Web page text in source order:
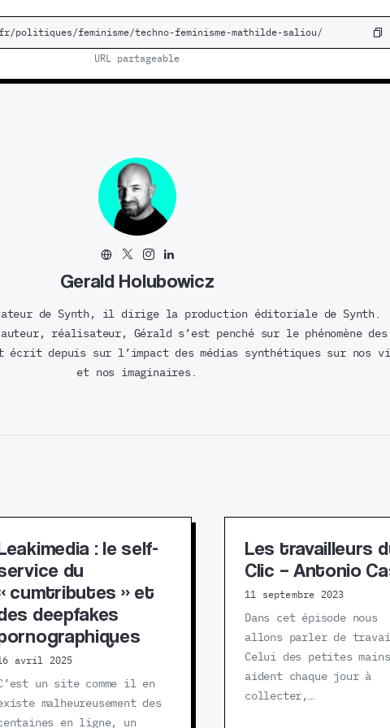
URL partageable
Gerald Holubowicz
de Synth, il dirige la production éditoriale de Synth.
réalisateur, Gérald s’est penché sur le phénomène des
écrit depuis sur l’impact des médias synthétiques sur nos
et nos imaginaires.
: le self-
du
cumtributes » et
deepfakes
avril 2025
un site comme il en
malheureusement des
en ligne, un
Les travailleurs
Clic – Antonio
11 septembre 2023
Dans cet épisode nous
allons parler de
Celui des petites
aident chaque jour à
collecter,…